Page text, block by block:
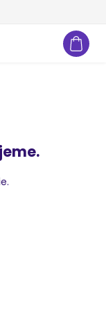
Hľadať